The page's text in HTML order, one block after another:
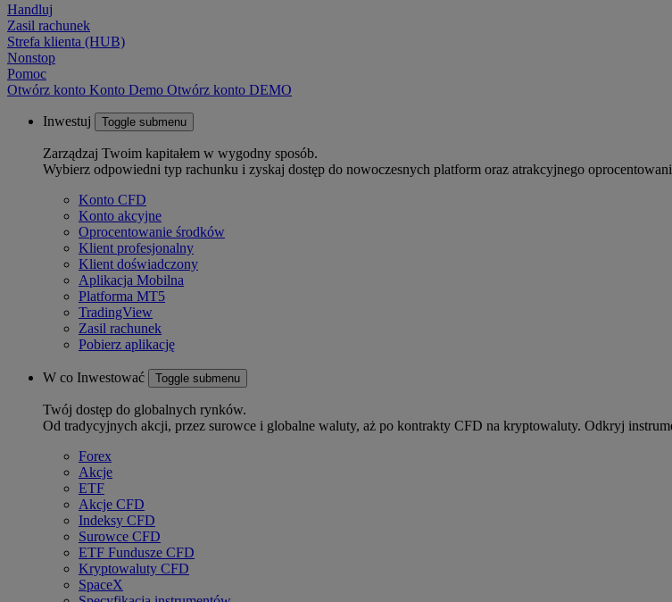
Handluj
Zasil rachunek
Strefa klienta (HUB)
Nonstop
Pomoc
Otwórz konto Konto Demo Otwórz konto DEMO
Inwestuj Toggle submenu
Zarządzaj Twoim kapitałem w wygodny sposób.
Wybierz odpowiedni typ rachunku i zyskaj dostęp do nowoczesnych platform oraz atrakcyjnego
Konto CFD
Konto akcyjne
Oprocentowanie środków
Klient profesjonalny
Klient doświadczony
Aplikacja Mobilna
Platforma MT5
TradingView
Zasil rachunek
Pobierz aplikację
W co Inwestować Toggle submenu
Twój dostęp do globalnych rynków.
Od tradycyjnych akcji, przez surowce i globalne waluty, aż po kontrakty CFD na kryptowaluty. Odkryj
Forex
Akcje
ETF
Akcje CFD
Indeksy CFD
Surowce CFD
ETF Fundusze CFD
Kryptowaluty CFD
SpaceX